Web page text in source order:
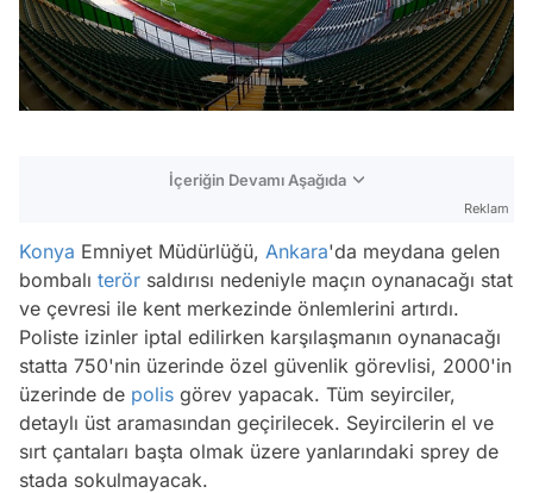
İçeriğin Devamı Aşağıda
Reklam
Konya Emniyet Müdürlüğü, Ankara'da meydana gelen
bombalı terör saldırısı nedeniyle maçın oynanacağı stat
ve çevresi ile kent merkezinde önlemlerini artırdı.
Poliste izinler iptal edilirken karşılaşmanın oynanacağı
statta 750'nin üzerinde özel güvenlik görevlisi, 2000'in
üzerinde de polis görev yapacak. Tüm seyirciler,
detaylı üst aramasından geçirilecek. Seyircilerin el ve
sırt çantaları başta olmak üzere yanlarındaki sprey de
stada sokulmayacak.